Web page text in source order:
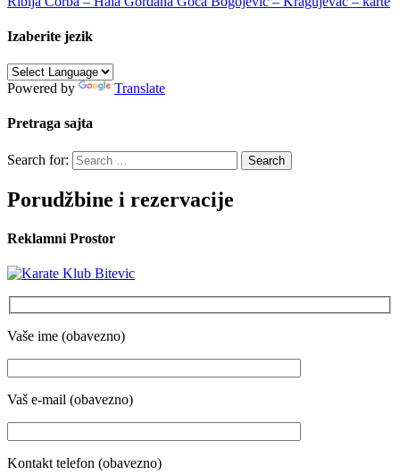
Izaberite jezik
Powered by Translate
Pretraga sajta
Search for:
Porudžbine i rezervacije
Reklamni Prostor
Vaše ime (obavezno)
Vaš e-mail (obavezno)
Kontakt telefon (obavezno)